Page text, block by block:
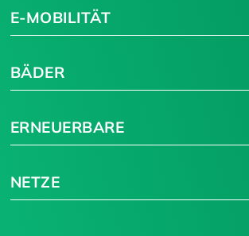
E-MOBILITÄT
BÄDER
ERNEUERBARE
NETZE